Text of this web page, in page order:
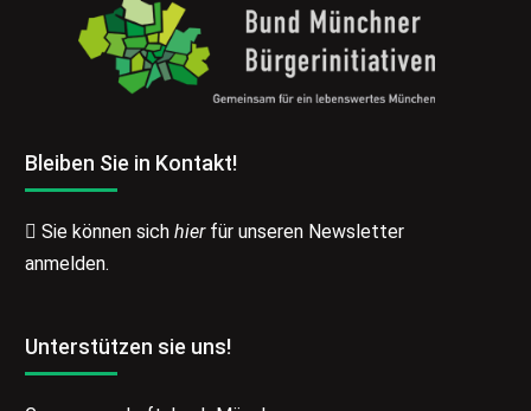
Bleiben Sie in Kontakt!
Sie können sichhier für unseren Newsletter
anmelden.
Unterstützen sie uns!